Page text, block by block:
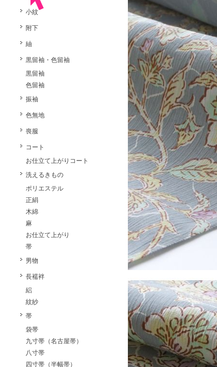
小紋
附下
紬
黒留袖・色留袖
黒留袖
色留袖
振袖
色無地
喪服
コート
お仕立て上がりコート
洗えるきもの
ポリエステル
正絹
木綿
麻
お仕立て上がり
帯
男物
長襦袢
絽
紋紗
帯
袋帯
九寸帯（名古屋帯）
八寸帯
四寸帯（半幅帯）